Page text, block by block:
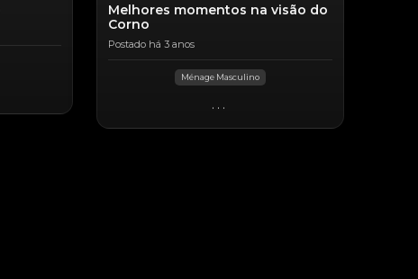
Melhores momentos na visão do
Corno
Postado há 3 anos
Ménage Masculino
...